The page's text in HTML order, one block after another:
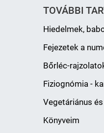
TOVÁBBI
Hiedelmek,
Fejezetek a
Bőrléc-
Fiziognómia -
Vegetáriánus
Könyveim